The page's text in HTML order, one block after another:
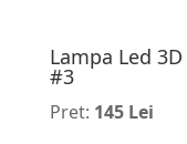
Lampa Led
#3
Pret: 145 Lei